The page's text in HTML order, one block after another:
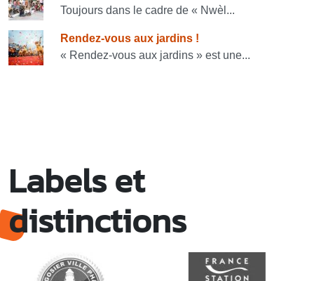
Toujours dans le cadre de « Nwèl...
Rendez-vous aux jardins !
« Rendez-vous aux jardins » est une...
Labels et
distinctions